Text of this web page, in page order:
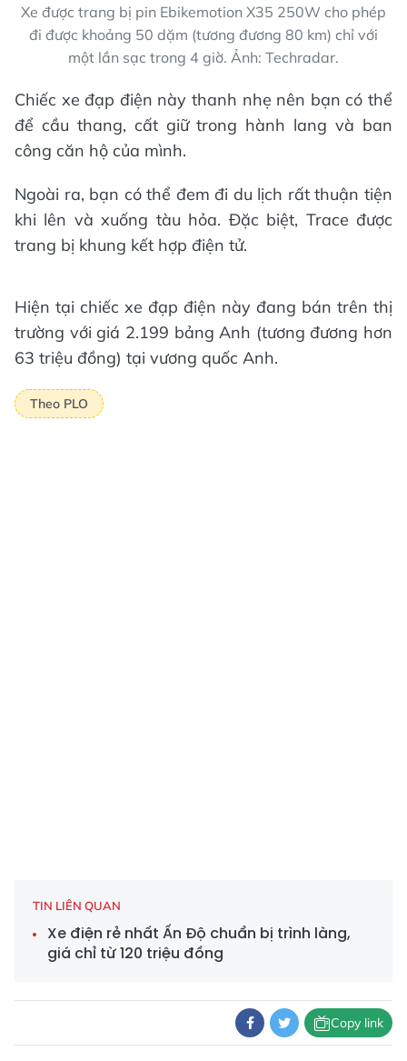
Xe được trang bị pin Ebikemotion X35 250W cho phép
đi được khoảng 50 dặm (tương đương 80 km) chỉ với
một lần sạc trong 4 giờ. Ảnh: Techradar.
Chiếc xe đạp điện này thanh nhẹ nên bạn có thể
để cầu thang, cất giữ trong hành lang và ban
công căn hộ của mình.
Ngoài ra, bạn có thể đem đi du lịch rất thuận tiện
khi lên và xuống tàu hỏa. Đặc biệt, Trace được
trang bị khung kết hợp điện tử.
Hiện tại chiếc xe đạp điện này đang bán trên thị
trường với giá 2.199 bảng Anh (tương đương hơn
63 triệu đồng) tại vương quốc Anh.
Theo PLO
TIN LIÊN QUAN
Xe điện rẻ nhất Ấn Độ chuẩn bị trình làng,
giá chỉ từ 120 triệu đồng
Copy link